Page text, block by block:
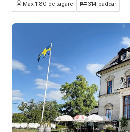
Max 1180 deltagare 314 bäddar